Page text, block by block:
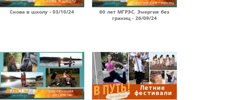
Снова в школу - 03/10/24
60 лет МГРЭС. Энергия без
границ - 26/09/24